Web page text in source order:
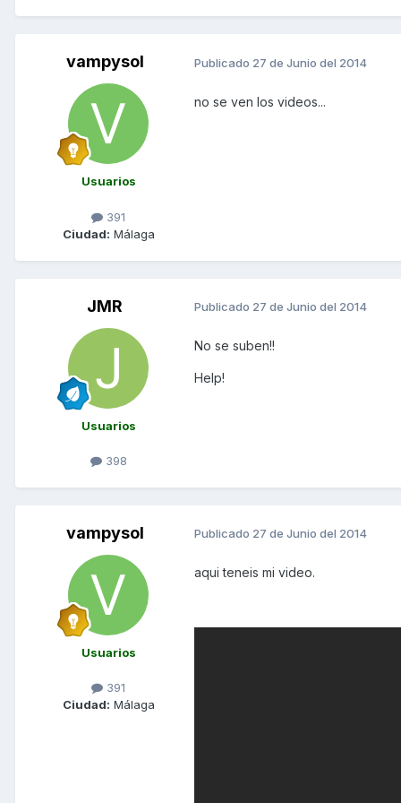
vampysol
Usuarios
391
Ciudad: Málaga
Publicado 27 de Junio del 2014
no se ven los videos...
JMR
Usuarios
398
Publicado 27 de Junio del 2014
No se suben!!
Help!
vampysol
Usuarios
391
Ciudad: Málaga
Publicado 27 de Junio del 2014
aqui teneis mi video.